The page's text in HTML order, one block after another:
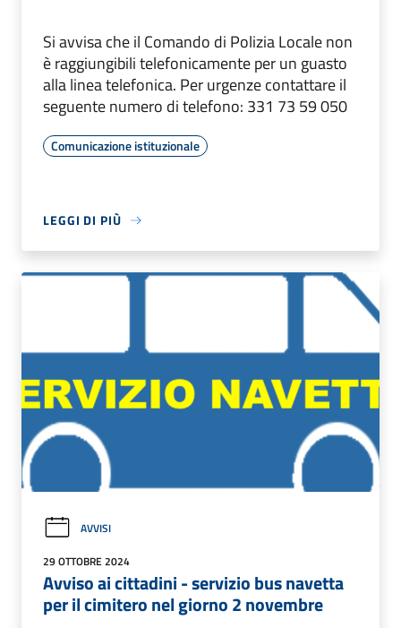
Si avvisa che il Comando di Polizia Locale non
è raggiungibili telefonicamente per un guasto
alla linea telefonica. Per urgenze contattare il
seguente numero di telefono: 331 73 59 050
Comunicazione istituzionale
LEGGI DI PIÙ
AVVISI
29 OTTOBRE 2024
Avviso ai cittadini - servizio bus navetta
per il cimitero nel giorno 2 novembre